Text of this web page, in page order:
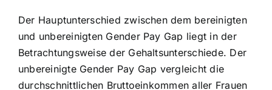
Der Hauptunterschied zwischen dem bereinigten
und unbereinigten Gender Pay Gap liegt in der
Betrachtungsweise der Gehaltsunterschiede. Der
unbereinigte Gender Pay Gap vergleicht die
durchschnittlichen Bruttoeinkommen aller Frauen